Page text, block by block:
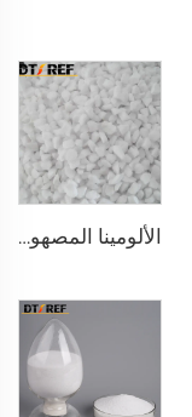
الألومينا المصهورة البيضاء